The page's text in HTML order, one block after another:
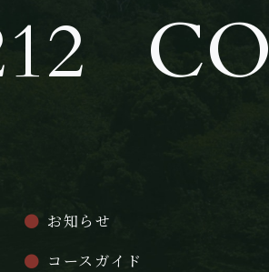
お知らせ
コースガイド